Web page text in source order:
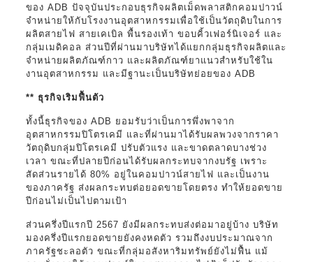
ของ ADB ปัจจุบันประกอบธุรกิจผลิตเม็ดพลาสติกคอมปาวน์
จำหน่ายให้กับโรงงานอุตสาหกรรมเพื่อใช้เป็นวัตถุดิบในการ
ผลิตสายไฟ สายเคเบิล พื้นรองเท้า ขอบคิ้วเฟอร์นิเจอร์ และ
กลุ่มเมดิคอล ส่วนปีที่ผ่านมาบริษัทได้แยกกลุ่มธุรกิจผลิตและ
จำหน่ายผลิตภัณฑ์กาว และผลิตภัณฑ์ยาแนวสำหรับใช้ใน
งานอุตสาหกรรม และมีฐานะเป็นบริษัทย่อยของ ADB
** ธุรกิจเริมฟื้นตัว
ทั้งนี้ธุรกิจของ ADB ยอมรับว่าเป็นการพึ่งพาจาก
อุตสาหกรรมปิโตรเคมี และที่ผ่านมาได้รับผลพวงจากราคา
วัตถุดิบกลุ่มปิโตรเคมี ปรับตัวแรง และขาดตลาดบางช่วง
เวลา ขณะที่ปลายปีก่อนได้รับผลกระทบจากงบรัฐ เพราะ
สัดส่วนรายได้ 80% อยู่ในคอมปาวน์สายไฟ และเป็นงาน
ของภาครัฐ ส่งผลกระทบต่อยอดขายโดยตรง ทำให้ยอดขาย
ปีก่อนไม่เป็นไปตามเป้า
ส่วนครึ่งปีแรกปี 2567 ยังมีผลกระทบส่งต่อมาอยู่บ้าง บริษัท
มองครึ่งปีแรกยอดขายยังคงหดตัว รวมถึงงบประมาณจาก
ภาครัฐชะลอตัว ขณะที่กลุ่มอสังหาริมทรัพย์ยังไม่ฟื้น แม้